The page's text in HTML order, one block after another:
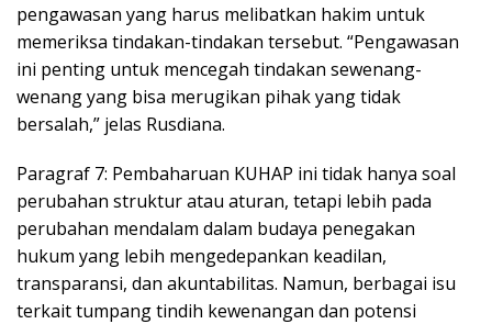
pengawasan yang harus melibatkan hakim untuk
memeriksa tindakan-tindakan tersebut. “Pengawasan
ini penting untuk mencegah tindakan sewenang-
wenang yang bisa merugikan pihak yang tidak
bersalah,” jelas Rusdiana.
Paragraf 7: Pembaharuan KUHAP ini tidak hanya soal
perubahan struktur atau aturan, tetapi lebih pada
perubahan mendalam dalam budaya penegakan
hukum yang lebih mengedepankan keadilan,
transparansi, dan akuntabilitas. Namun, berbagai isu
terkait tumpang tindih kewenangan dan potensi